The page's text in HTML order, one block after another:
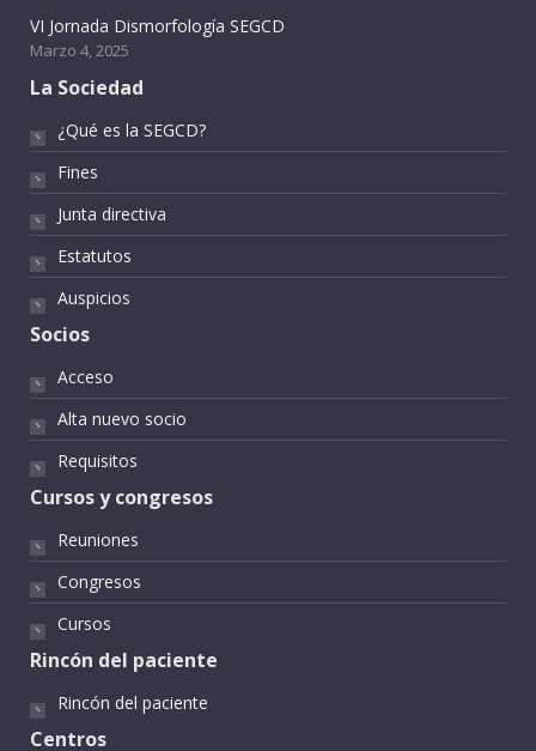
VI Jornada Dismorfología SEGCD
Marzo 4, 2025
La Sociedad
¿Qué es la SEGCD?
Fines
Junta directiva
Estatutos
Auspicios
Socios
Acceso
Alta nuevo socio
Requisitos
Cursos y congresos
Reuniones
Congresos
Cursos
Rincón del paciente
Rincón del paciente
Centros